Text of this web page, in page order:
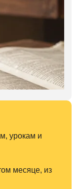
урокам и
месяце, из